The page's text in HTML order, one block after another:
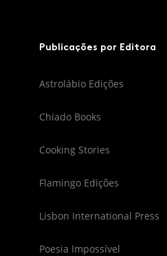
Publicações por Editora
Astrolábio Edições
Chiado Books
Cooking Stories
Flamingo Edições
Lisbon International Press
Poesia Impossível